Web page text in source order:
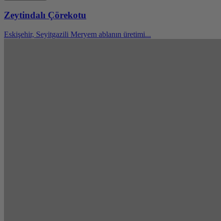
Zeytindalı Çörekotu
Eskişehir, Seyitgazili Meryem ablanın üretimi...